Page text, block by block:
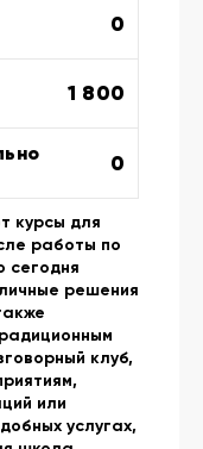
0
1 800
0
курсы для
работы по
сегодня
решения
клуб,
или
услугах,